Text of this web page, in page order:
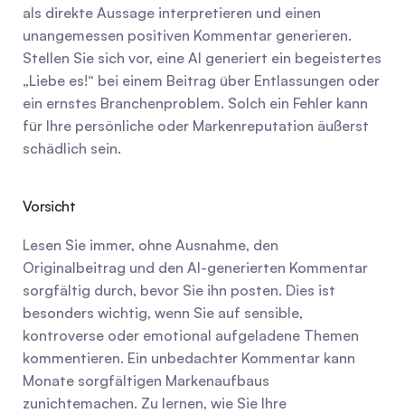
als direkte Aussage interpretieren und einen
unangemessen positiven Kommentar generieren.
Stellen Sie sich vor, eine AI generiert ein begeistertes
„Liebe es!“ bei einem Beitrag über Entlassungen oder
ein ernstes Branchenproblem. Solch ein Fehler kann
für Ihre persönliche oder Markenreputation äußerst
schädlich sein.
Vorsicht
Lesen Sie immer, ohne Ausnahme, den
Originalbeitrag und den AI-generierten Kommentar
sorgfältig durch, bevor Sie ihn posten. Dies ist
besonders wichtig, wenn Sie auf sensible,
kontroverse oder emotional aufgeladene Themen
kommentieren. Ein unbedachter Kommentar kann
Monate sorgfältigen Markenaufbaus
zunichtemachen. Zu lernen, wie Sie Ihre